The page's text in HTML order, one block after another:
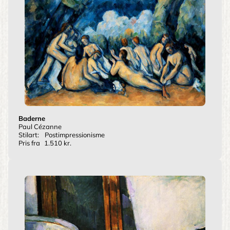
Baderne
Paul Cézanne
Stilart:
Postimpressionisme
Pris fra
1.510 kr.